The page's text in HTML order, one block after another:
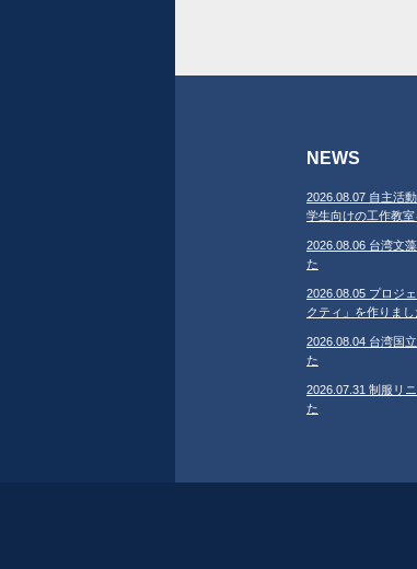
NEWS
2026.08.07 自主活
学生向けの工作教
2026.08.06 台湾文
た
2026.08.05 プロジ
クティ」を作りまし
2026.08.04 台湾国
た
2026.07.31 制服リ
た